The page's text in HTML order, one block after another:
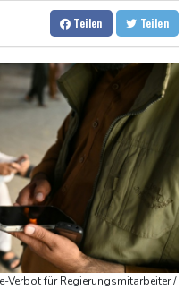
Wien
33 °C
- Fernández triumphiert
Bahnmanagern an Ziele
vierte Zug zwischen Hamburg
Teilen Teilen
Verbot für Regierungsmitarbeiter /